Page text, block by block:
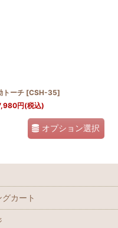
トーチ [CSH-35]
円(税込)
オプション選択
カート